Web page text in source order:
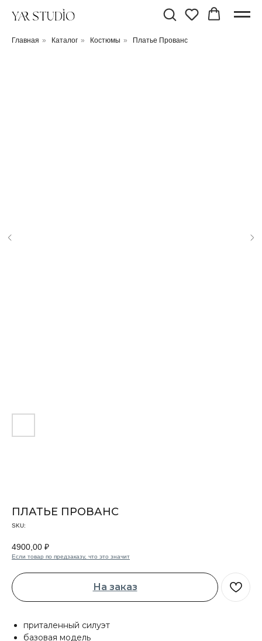
Главная » Каталог » Костюмы » Платье Прованс
ПЛАТЬЕ ПРОВАНС
SKU:
4900,00 ₽
Если товар по предзаказу, что это значит
На заказ
приталенный силуэт
базовая модель